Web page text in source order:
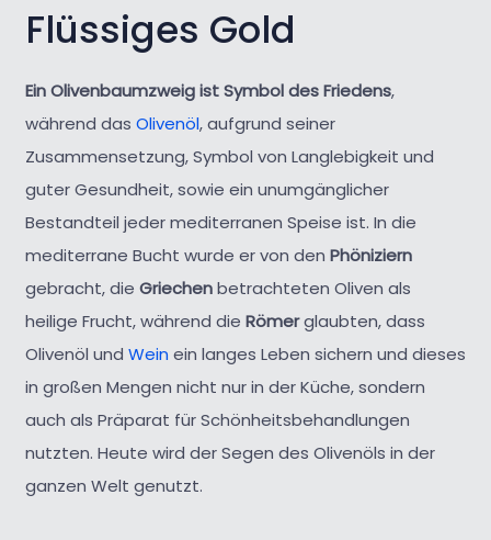
Flüssiges Gold
Ein Olivenbaumzweig ist Symbol des Friedens,
während das Olivenöl, aufgrund seiner
Zusammensetzung, Symbol von Langlebigkeit und
guter Gesundheit, sowie ein unumgänglicher
Bestandteil jeder mediterranen Speise ist. In die
mediterrane Bucht wurde er von den Phöniziern
gebracht, die Griechenbetrachteten Oliven als
heilige Frucht, während die Römerglaubten, dass
Olivenöl und Wein ein langes Leben sichern und dieses
in großen Mengen nicht nur in der Küche, sondern
auch als Präparat für Schönheitsbehandlungen
nutzten. Heute wird der Segen des Olivenöls in der
ganzen Welt genutzt.